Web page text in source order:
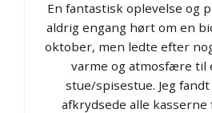
En fantastisk oplevelse og
aldrig engang hørt om en
oktober, men ledte efter
varme og atmosfære til
stue/spisestue. Jeg
afkrydsede alle